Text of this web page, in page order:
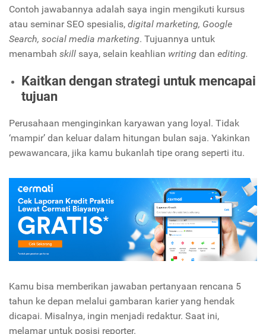
Contoh jawabannya adalah saya ingin mengikuti kursus
atau seminar SEO spesialis, digital marketing, Google
Search, social media marketing. Tujuannya untuk
menambah skill saya, selain keahlian writing dan editing.
Kaitkan dengan strategi untuk mencapai
tujuan
Perusahaan menginginkan karyawan yang loyal. Tidak
‘mampir’ dan keluar dalam hitungan bulan saja. Yakinkan
pewawancara, jika kamu bukanlah tipe orang seperti itu.
Kamu bisa memberikan jawaban pertanyaan rencana 5
tahun ke depan melalui gambaran karier yang hendak
dicapai. Misalnya, ingin menjadi redaktur. Saat ini,
melamar untuk posisi reporter.